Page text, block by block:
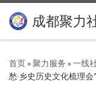
Skip to content
成都聚力
首页»聚力服务 »一线
愁·乡史历史文化梳理会”